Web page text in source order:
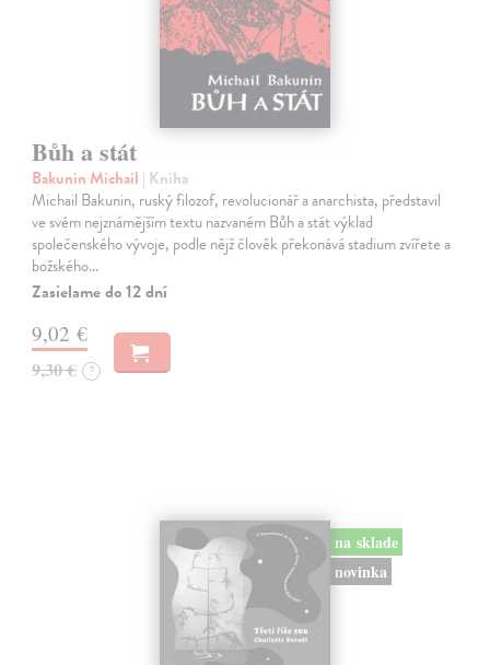
Bůh a stát
Bakunin Michail | Kniha
Michail Bakunin, ruský filozof, revolucionář a anarchista, představil
ve svém nejznámějším textu nazvaném Bůh a stát výklad
společenského vývoje, podle nějž člověk překonává stadium zvířete a
božského…
Zasielame do 12 dní
9,02 €
9,30 € ?
na sklade
novinka